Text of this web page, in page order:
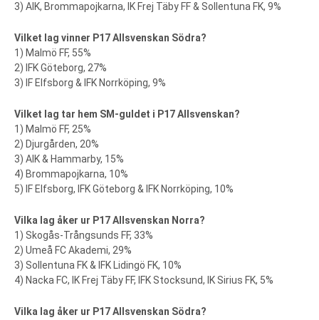
3) AIK, Brommapojkarna, IK Frej Täby FF & Sollentuna FK, 9%
Vilket lag vinner P17 Allsvenskan Södra?
1) Malmö FF, 55%
2) IFK Göteborg, 27%
3) IF Elfsborg & IFK Norrköping, 9%
Vilket lag tar hem SM-guldet i P17 Allsvenskan?
1) Malmö FF, 25%
2) Djurgården, 20%
3) AIK & Hammarby, 15%
4) Brommapojkarna, 10%
5) IF Elfsborg, IFK Göteborg & IFK Norrköping, 10%
Vilka lag åker ur P17 Allsvenskan Norra?
1) Skogås-Trångsunds FF, 33%
2) Umeå FC Akademi, 29%
3) Sollentuna FK & IFK Lidingö FK, 10%
4) Nacka FC, IK Frej Täby FF, IFK Stocksund, IK Sirius FK, 5%
Vilka lag åker ur P17 Allsvenskan Södra?